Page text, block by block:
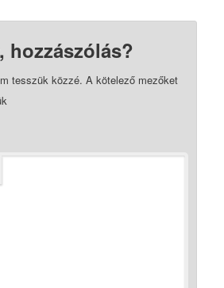
hozzászólás?
tesszük közzé. A kötelező mezőket